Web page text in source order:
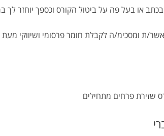
או בעל פה על ביטול הקורס וכספך יוחזר לך
ת ומסכימ/ה לקבלת חומר פרסומי ושיווקי מעת
שזירת פרחים מתחילים